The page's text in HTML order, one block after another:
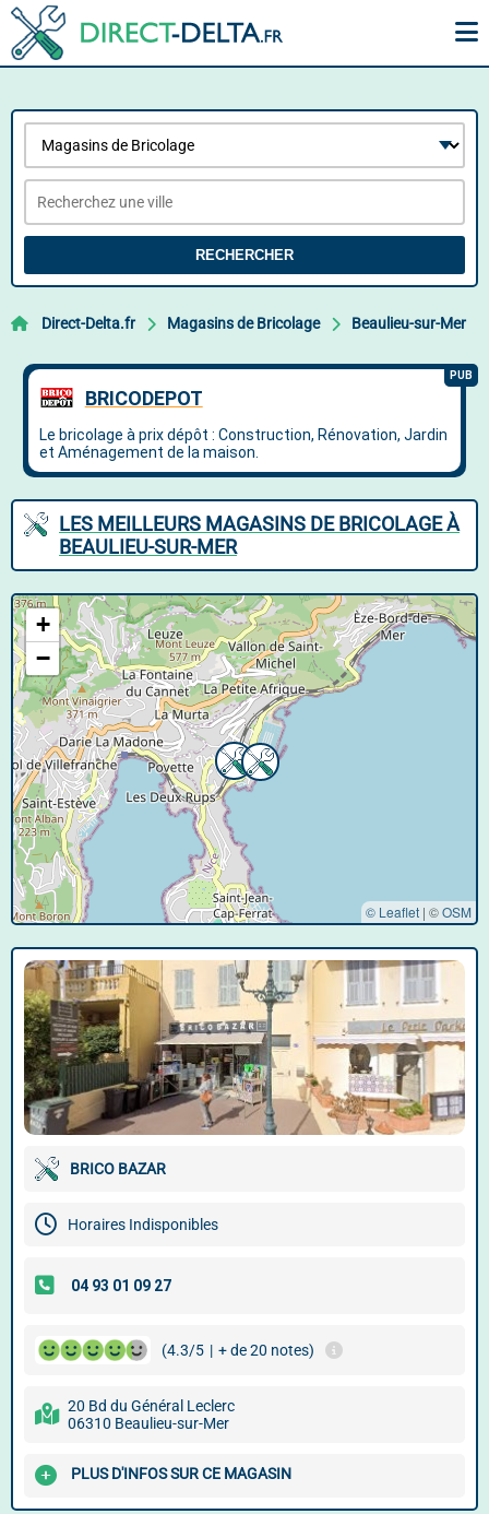
RECHERCHER
Direct-Delta.fr Magasins de Bricolage Beaulieu-sur-Mer
LES MEILLEURS MAGASINS DE BRICOLAGE À
BEAULIEU-SUR-MER
+
−
© Leaflet | ©OSM
BRICO BAZAR
Horaires Indisponibles
(4.3/5 | + de 20 notes)
20 Bd du Général Leclerc
06310 Beaulieu-sur-Mer
PLUS D'INFOS SUR CE MAGASIN